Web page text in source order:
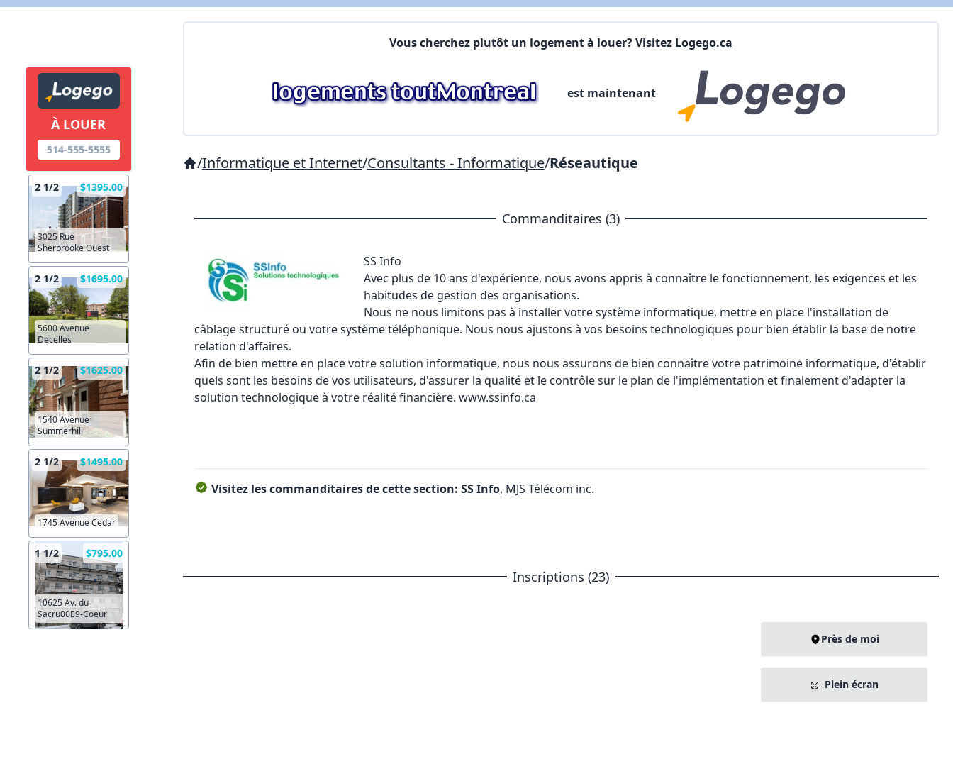
À LOUER
514-555-5555
2 1/2 $1395.00
3025 Rue
Sherbrooke Ouest
2 1/2 $1695.00
5600 Avenue
Decelles
2 1/2 $1625.00
1540 Avenue
Summerhill
2 1/2 $1495.00
1745 Avenue Cedar
1 1/2 $795.00
10625 Av. du
Sacru00E9-Coeur
Vous cherchez plutôt un logement à louer? Visitez Logego.ca
est maintenant
/Informatique et Internet/Consultants - Informatique/Réseautique
Commanditaires (3)
SS Info
Avec plus de 10 ans d'expérience, nous avons appris à connaître le fonctionnement, les exigences et les
habitudes de gestion des organisations.
Nous ne nous limitons pas à installer votre système informatique, mettre en place l'installation de
câblage structuré ou votre système téléphonique. Nous nous ajustons à vos besoins technologiques pour bien établir la base de notre
relation d'affaires.
Afin de bien mettre en place votre solution informatique, nous nous assurons de bien connaître votre patrimoine informatique, d'établir
quels sont les besoins de vos utilisateurs, d'assurer la qualité et le contrôle sur le plan de l'implémentation et finalement d'adapter la
solution technologique à votre réalité financière. www.ssinfo.ca
Visitez les commanditaires de cette section: SS Info, MJS Télécom inc.
Inscriptions (23)
Près de moi
Plein écran
X Fermer Envoyez
Commentaires: